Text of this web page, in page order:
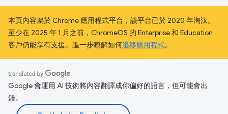
本頁內容屬於 Chrome 應用程式平台，該平台已於 2020 年淘汰。
至少在 2025 年 1 月之前，ChromeOS 的 Enterprise 和 Education
客戶仍能享有支援。進一步瞭解如何遷移應用程式。
Google 會運用 AI 技術將內容翻譯成你偏好的語言，但可能會出
錯。